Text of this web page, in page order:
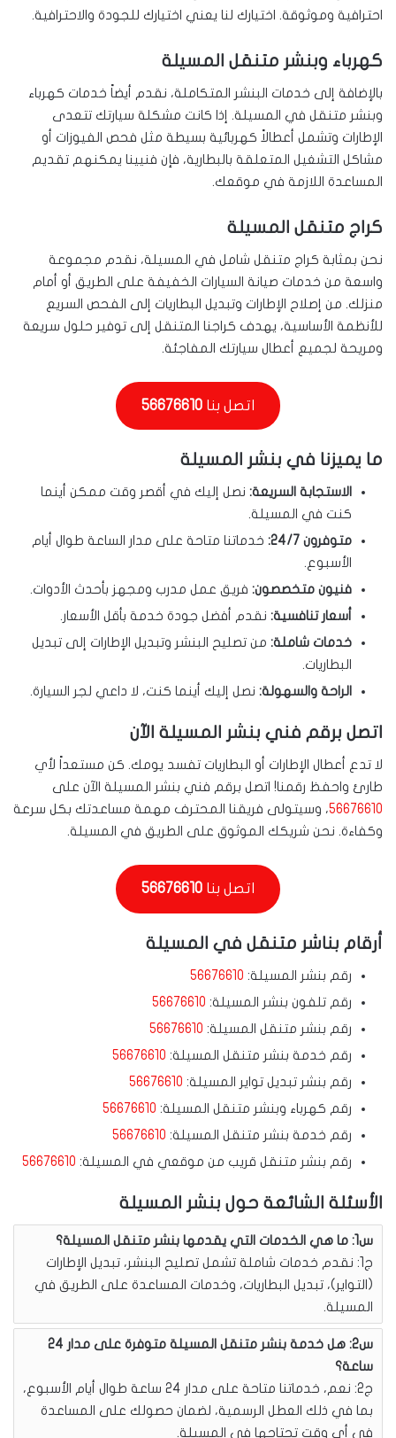
احترافية وموثوقة. اختيارك لنا يعني اختيارك للجودة والاحترافية.
كهرباء وبنشر متنقل المسيلة
بالإضافة إلى خدمات البنشر المتكاملة، نقدم أيضاً خدمات كهرباء
وبنشر متنقل في المسيلة. إذا كانت مشكلة سيارتك تتعدى
الإطارات وتشمل أعطالاً كهربائية بسيطة مثل فحص الفيوزات أو
مشاكل التشغيل المتعلقة بالبطارية، فإن فنيينا يمكنهم تقديم
المساعدة اللازمة في موقعك.
كراج متنقل المسيلة
نحن بمثابة كراج متنقل شامل في المسيلة، نقدم مجموعة
واسعة من خدمات صيانة السيارات الخفيفة على الطريق أو أمام
منزلك. من إصلاح الإطارات وتبديل البطاريات إلى الفحص السريع
للأنظمة الأساسية، يهدف كراجنا المتنقل إلى توفير حلول سريعة
ومريحة لجميع أعطال سيارتك المفاجئة.
اتصل بنا 56676610
ما يميزنا في بنشر المسيلة
الاستجابة السريعة: نصل إليك في أقصر وقت ممكن أينما
كنت في المسيلة.
متوفرون 24/7:
خدماتنا متاحة على مدار الساعة طوال أيام
الأسبوع.
فنيون متخصصون: فريق عمل مدرب ومجهز بأحدث الأدوات.
أسعار تنافسية: نقدم أفضل جودة خدمة بأقل الأسعار.
خدمات شاملة: من تصليح البنشر وتبديل الإطارات إلى تبديل
البطاريات.
الراحة والسهولة: نصل إليك أينما كنت، لا داعي لجر السيارة.
اتصل برقم فني بنشر المسيلة الآن
لا تدع أعطال الإطارات أو البطاريات تفسد يومك. كن مستعداً لأي
طارئ واحفظ رقمنا! اتصل برقم فني بنشر المسيلة الآن على
56676610، وسيتولى فريقنا المحترف مهمة مساعدتك بكل سرعة
وكفاءة. نحن شريكك الموثوق على الطريق في المسيلة.
اتصل بنا 56676610
أرقام بناشر متنقل في المسيلة
رقم بنشر المسيلة: 56676610
رقم تلفون بنشر المسيلة: 56676610
رقم بنشر متنقل المسيلة: 56676610
رقم خدمة بنشر متنقل المسيلة: 56676610
رقم بنشر تبديل تواير المسيلة: 56676610
رقم كهرباء وبنشر متنقل المسيلة: 56676610
رقم خدمة بنشر متنقل المسيلة: 56676610
رقم بنشر متنقل قريب من موقعي في المسيلة: 56676610
الأسئلة الشائعة حول بنشر المسيلة
س1: ما هي الخدمات التي يقدمها بنشر متنقل المسيلة؟
ج1: نقدم خدمات شاملة تشمل تصليح البنشر، تبديل الإطارات
(التواير)، تبديل البطاريات، وخدمات المساعدة على الطريق في
المسيلة.
س2: هل خدمة بنشر متنقل المسيلة متوفرة على مدار 24
ساعة؟
ج2: نعم، خدماتنا متاحة على مدار 24 ساعة طوال أيام الأسبوع،
بما في ذلك العطل الرسمية، لضمان حصولك على المساعدة
في أي وقت تحتاجها في المسيلة.